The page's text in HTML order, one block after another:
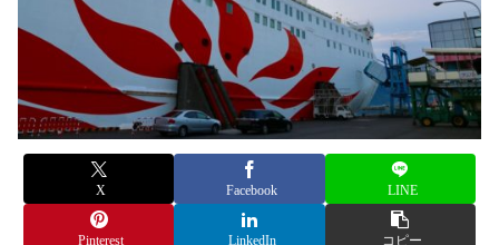
X Facebook LINE
Pinterest LinkedIn コピー